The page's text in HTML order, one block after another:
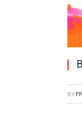
BY